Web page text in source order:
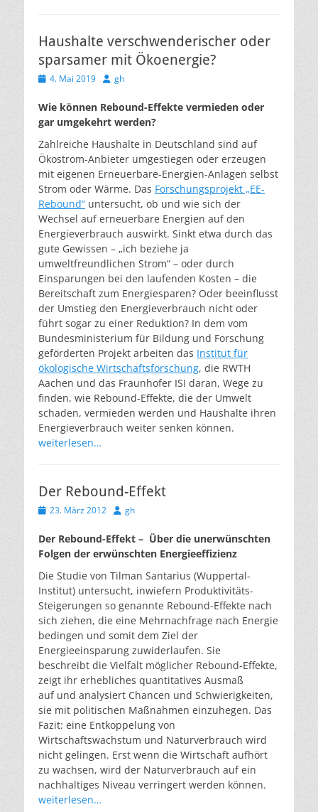
Haushalte verschwenderischer oder
sparsamer mit Ökoenergie?
Veröffentlicht
4. Mai 2019 Autor
gh
Wie können Rebound-Effekte vermieden oder
gar umgekehrt werden?
Zahlreiche Haushalte in Deutschland sind auf
Ökostrom-Anbieter umgestiegen oder erzeugen
mit eigenen Erneuerbare-Energien-Anlagen selbst
Strom oder Wärme. Das Forschungsprojekt „EE-
Rebound“ untersucht, ob und wie sich der
Wechsel auf erneuerbare Energien auf den
Energieverbrauch auswirkt. Sinkt etwa durch das
gute Gewissen – „ich beziehe ja
umweltfreundlichen Strom“ – oder durch
Einsparungen bei den laufenden Kosten – die
Bereitschaft zum Energiesparen? Oder beeinflusst
der Umstieg den Energieverbrauch nicht oder
führt sogar zu einer Reduktion? In dem vom
Bundesministerium für Bildung und Forschung
geförderten Projekt arbeiten das Institut für
ökologische Wirtschaftsforschung, die RWTH
Aachen und das Fraunhofer ISI daran, Wege zu
finden, wie Rebound-Effekte, die der Umwelt
schaden, vermieden werden und Haushalte ihren
Energieverbrauch weiter senken können.
weiterlesen…
Der Rebound-Effekt
Veröffentlicht
23. März 2012 Autor
gh
Der Rebound-Effekt – Über die unerwünschten
Folgen der erwünschten Energieeffizienz
Die Studie von Tilman Santarius (Wuppertal-
Institut) untersucht, inwiefern Produktivitäts-
Steigerungen so genannte Rebound-Effekte nach
sich ziehen, die eine Mehrnachfrage nach Energie
bedingen und somit dem Ziel der
Energieeinsparung zuwiderlaufen. Sie
beschreibt die Vielfalt möglicher Rebound-Effekte,
zeigt ihr erhebliches quantitatives Ausmaß
auf und analysiert Chancen und Schwierigkeiten,
sie mit politischen Maßnahmen einzuhegen. Das
Fazit: eine Entkoppelung von
Wirtschaftswachstum und Naturverbrauch wird
nicht gelingen. Erst wenn die Wirtschaft aufhört
zu wachsen, wird der Naturverbrauch auf ein
nachhaltiges Niveau verringert werden können.
weiterlesen…